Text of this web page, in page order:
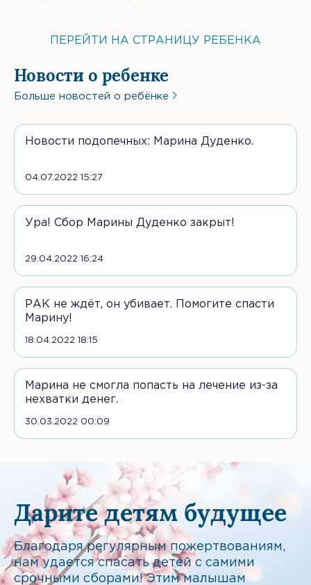
ПЕРЕЙТИ НА СТРАНИЦУ РЕБЕНКА
Новости о ребенке
Больше новостей о ребёнке
Новости подопечных: Марина Дуденко.
04.07.2022 15:27
Ура! Сбор Марины Дуденко закрыт!
29.04.2022 16:24
РАК не ждёт, он убивает. Помогите спасти
Марину!
18.04.2022 18:15
Марина не смогла попасть на лечение из-за
нехватки денег.
30.03.2022 00:09
Дарите детям будущее
Благодаря регулярным пожертвованиям,
нам удается спасать детей с самими
срочными сборами! Этим малышам